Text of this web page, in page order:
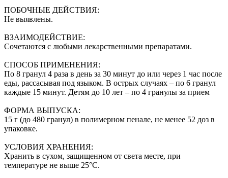
ПОБОЧНЫЕ ДЕЙСТВИЯ:
Не выявлены.
ВЗАИМОДЕЙСТВИЕ:
Сочетаются с любыми лекарственными препаратами.
СПОСОБ ПРИМЕНЕНИЯ:
По 8 гранул 4 раза в день за 30 минут до или через 1 час после
еды, рассасывая под языком. В острых случаях – по 6 гранул
каждые 15 минут. Детям до 10 лет – по 4 гранулы за прием
ФОРМА ВЫПУСКА:
15 г (до 480 гранул) в полимерном пенале, не менее 52 доз в
упаковке.
УСЛОВИЯ ХРАНЕНИЯ:
Хранить в сухом, защищенном от света месте, при
температуре не выше 25°С.